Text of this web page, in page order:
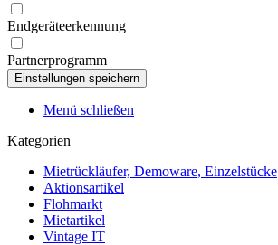
Endgeräteerkennung
Partnerprogramm
Menü schließen
Kategorien
Mietrückläufer, Demoware, Einzelstücke
Aktionsartikel
Flohmarkt
Mietartikel
Vintage IT